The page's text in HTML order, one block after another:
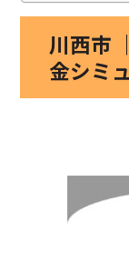
川西市
金シミ